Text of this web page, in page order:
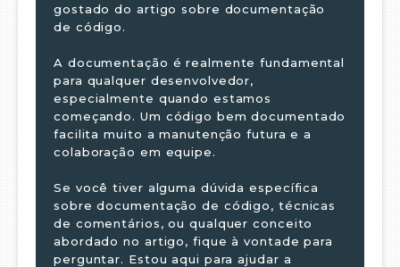
gostado do artigo sobre documentação
de código.
A documentação é realmente fundamental
para qualquer desenvolvedor,
especialmente quando estamos
começando. Um código bem documentado
facilita muito a manutenção futura e a
colaboração em equipe.
Se você tiver alguma dúvida específica
sobre documentação de código, técnicas
de comentários, ou qualquer conceito
abordado no artigo, fique à vontade para
perguntar. Estou aqui para ajudar a